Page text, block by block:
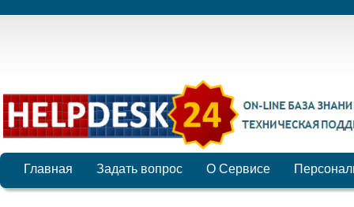
Главная Задать вопрос О Сервисе